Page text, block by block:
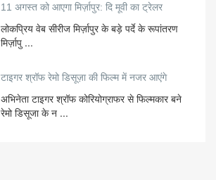
11 अगस्त को आएगा मिर्ज़ापुर: दि मूवी का ट्रेलर
लोकप्रिय वेब सीरीज मिर्ज़ापुर के बड़े पर्दे के रूपांतरण
मिर्ज़ापु ...
टाइगर श्रॉफ रेमो डिसूज़ा की फिल्म में नजर आएंगे
अभिनेता टाइगर श्रॉफ कोरियोग्राफर से फिल्मकार बने
रेमो डिसूजा के न ...